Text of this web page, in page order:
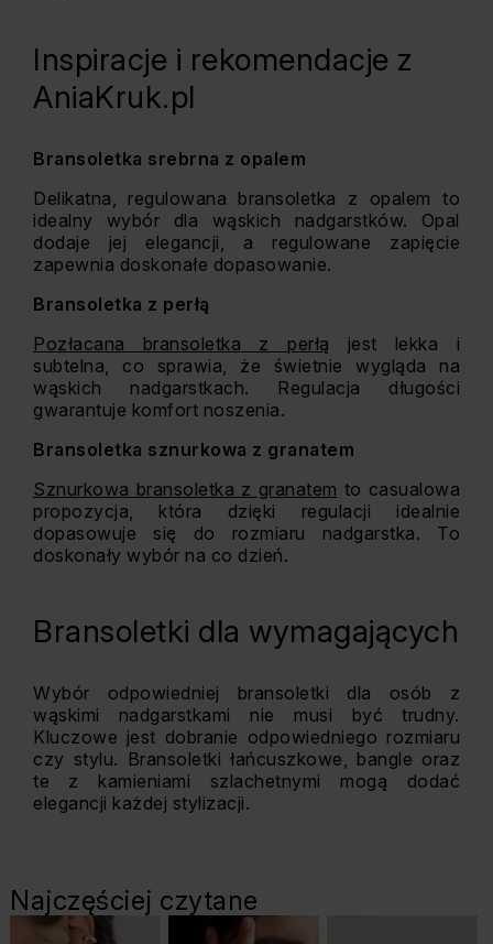
Inspiracje i rekomendacje z
AniaKruk.pl
Bransoletka srebrna z opalem
Delikatna, regulowana bransoletka z opalem
to
idealny wybór dla wąskich nadgarstków. Opal
dodaje jej elegancji, a regulowane zapięcie
zapewnia doskonałe dopasowanie​.
Bransoletka z perłą
Pozłacana bransoletka z perłą
jest lekka i
subtelna, co sprawia, że świetnie wygląda na
wąskich nadgarstkach. Regulacja długości
gwarantuje komfort noszenia​.
Bransoletka sznurkowa z granatem
Sznurkowa bransoletka z granatem to casualowa
propozycja, która dzięki regulacji idealnie
dopasowuje się do rozmiaru nadgarstka. To
doskonały wybór na co dzień​.
Bransoletki dla wymagających
Wybór odpowiedniej bransoletki dla osób z
wąskimi nadgarstkami nie musi być trudny.
Kluczowe jest dobranie odpowiedniego rozmiaru
czy stylu. Bransoletki łańcuszkowe, bangle oraz
te z kamieniami szlachetnymi mogą dodać
elegancji każdej stylizacji.
Najczęściej czytane